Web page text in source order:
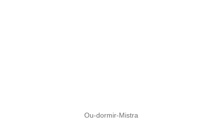
Ou-dormir-Mistra